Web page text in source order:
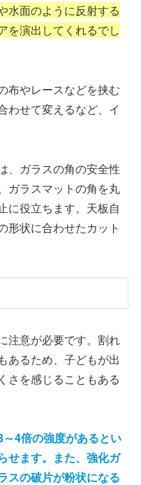
水面のように反射する
を演出してくれるでし
布やレースなどを挟む
わせて変えるなど、イ
、ガラスの角の安全性
ガラスマットの角を丸
に役立ちます。天板自
形状に合わせたカット
注意が必要です。割れ
あるため、子どもが出
さを感じることもある
4倍の強度があるとい
せます。また、強化ガ
スの破片が粉状になる